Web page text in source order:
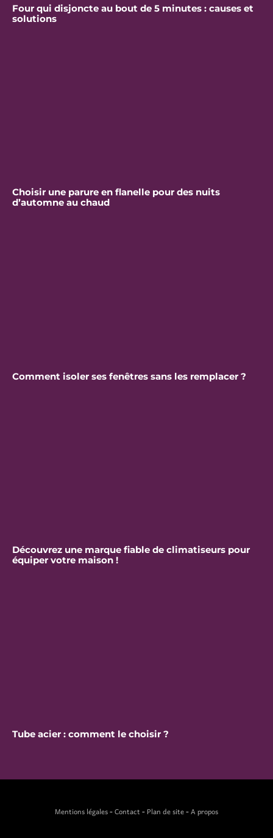
Four qui disjoncte au bout de 5 minutes : causes et
solutions
Choisir une parure en flanelle pour des nuits
d’automne au chaud
Comment isoler ses fenêtres sans les remplacer ?
Découvrez une marque fiable de climatiseurs pour
équiper votre maison !
Tube acier : comment le choisir ?
Mentions légales-Contact-Plan de site-A propos